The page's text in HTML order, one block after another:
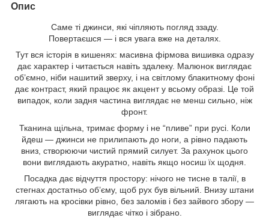
Опис
Саме ті джинси, які чіпляють погляд ззаду.
Повертаєшся — і вся увага вже на деталях.
Тут вся історія в кишенях: масивна фірмова вишивка одразу
дає характер і читається навіть здалеку. Малюнок виглядає
об’ємно, ніби нашитий зверху, і на світлому блакитному фоні
дає контраст, який працює як акцент у всьому образі. Це той
випадок, коли задня частина виглядає не менш сильно, ніж
фронт.
Тканина щільна, тримає форму і не “пливе” при русі. Коли
йдеш — джинси не прилипають до ноги, а рівно падають
вниз, створюючи чистий прямий силует. За рахунок цього
вони виглядають акуратно, навіть якщо носиш їх щодня.
Посадка дає відчуття простору: нічого не тисне в талії, в
стегнах достатньо об’єму, щоб рух був вільний. Внизу штани
лягають на кросівки рівно, без заломів і без зайвого збору —
виглядає чітко і зібрано.